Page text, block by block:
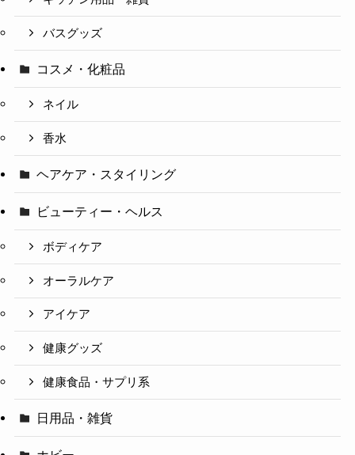
バスグッズ
コスメ・化粧品
ネイル
香水
ヘアケア・スタイリング
ビューティー・ヘルス
ボディケア
オーラルケア
アイケア
健康グッズ
健康食品・サプリ系
日用品・雑貨